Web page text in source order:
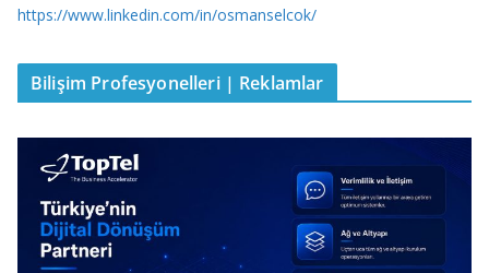
https://www.linkedin.com/in/osmanselcok/
Bilişim Profesyonelleri | Reklamlar